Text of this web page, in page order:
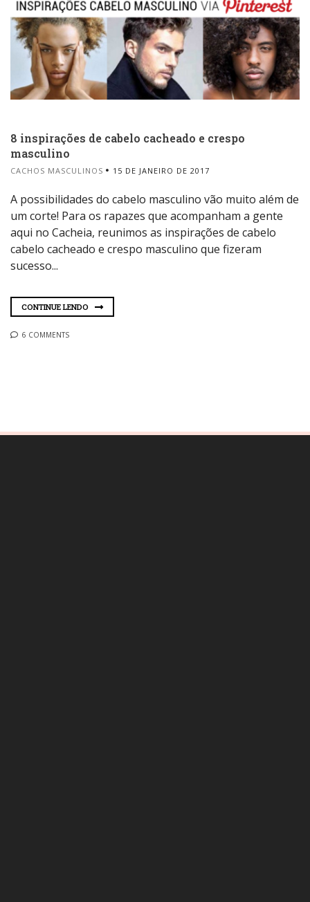
8 inspirações de cabelo cacheado e crespo
masculino
CACHOS MASCULINOS 15 DE JANEIRO DE 2017
A possibilidades do cabelo masculino vão muito além de
um corte! Para os rapazes que acompanham a gente
aqui no Cacheia, reunimos as inspirações de cabelo
cabelo cacheado e crespo masculino que fizeram
sucesso...
CONTINUE LENDO
6 COMMENTS